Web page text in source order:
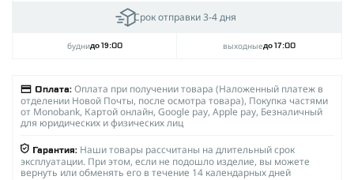
Срок отправки 3-4 дня
буднидо 19:00 выходныедо 17:00
Оплата: Оплата при получении товара (Наложенный платеж в
отделении Новой Почты, после осмотра товара), Покупка частями
от Monobank, Картой онлайн, Google pay, Apple pay, Безналичный
для юридических и физических лиц
Гарантия: Наши товары рассчитаны на длительный срок
эксплуатации. При этом, если не подошло изделие, вы можете
вернуть или обменять его в течение 14 календарных дней